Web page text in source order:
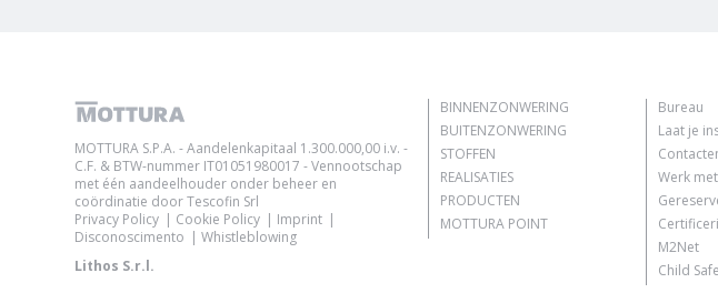
MOTTURA S.P.A. - Aandelenkapitaal 1.300.000,00 i.v. -
C.F. & BTW-nummer IT01051980017 - Vennootschap
met één aandeelhouder onder beheer en
coördinatie door Tescofin Srl
Privacy Policy
Cookie Policy
Imprint
Disconoscimento
Whistleblowing
Lithos S.r.l.
BINNENZONWERING
BUITENZONWERING
STOFFEN
REALISATIES
PRODUCTEN
MOTTURA POINT
Bureau
Laat je
Werk
M2Net
Child